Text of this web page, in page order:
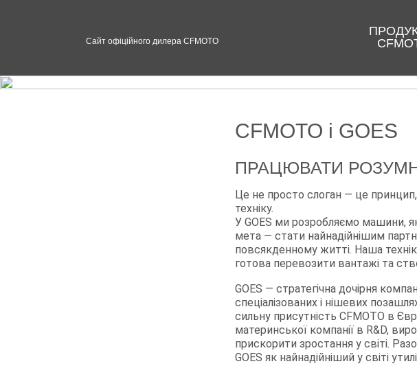
Сайт офіційного дилера CFMOTO
CFMOTO і GOES
ПРАЦЮВАТИ
Це не просто слоган — це
техніку.
У GOES ми розробляємо машини,
мета — стати найнадійнішим
повсякденному житті. Наша
готова перевозити вантажі та
GOES — стратегічна дочірня
спеціалізованих і нішевих
сильну присутність CFMOTO в
материнської компанії в R&D,
прискорити зростання у світі.
GOES як найнадійніший у світі